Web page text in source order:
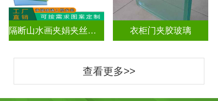
隔断山水画夹娟夹丝玻璃 衣柜门夹胶玻璃
查看更多>>